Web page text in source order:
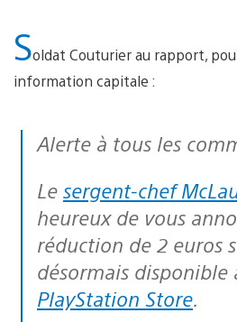
Soldat Couturier au rapport,
information capitale :
Alerte à tous les
Le sergent-chef
heureux de vous
réduction de 2 euros
désormais disponible
PlayStation Store.